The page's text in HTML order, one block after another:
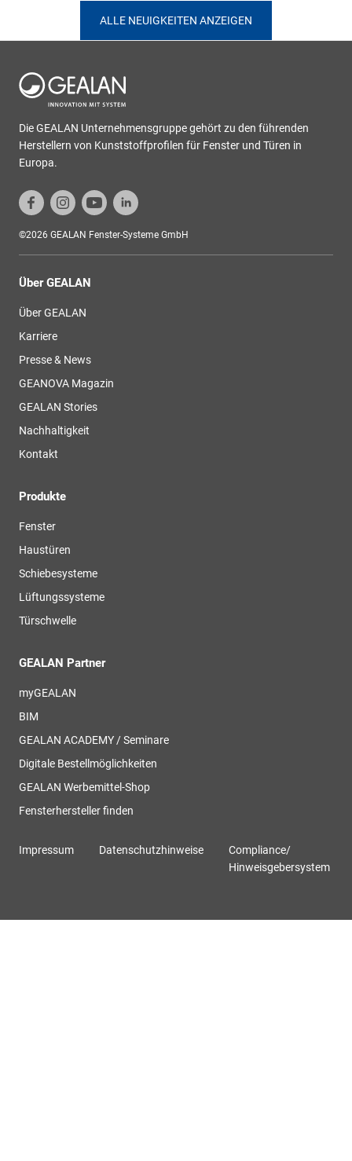
ALLE NEUIGKEITEN ANZEIGEN
Die GEALAN Unternehmensgruppe gehört zu den führenden
Herstellern von Kunststoffprofilen für Fenster und Türen in
Europa.
©2026 GEALAN Fenster-Systeme GmbH
Über GEALAN
Über GEALAN
Karriere
Presse & News
GEANOVA Magazin
GEALAN Stories
Nachhaltigkeit
Kontakt
Produkte
Fenster
Haustüren
Schiebesysteme
Lüftungssysteme
Türschwelle
GEALAN Partner
myGEALAN
BIM
GEALAN ACADEMY / Seminare
Digitale Bestellmöglichkeiten
GEALAN Werbemittel-Shop
Fensterhersteller finden
Impressum Datenschutzhinweise
Compliance/
Hinweisgebersystem